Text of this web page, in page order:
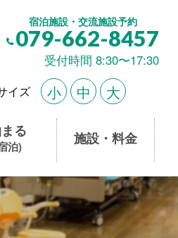
宿泊施設・交流施設予約
079-662-8457
受付時間 8:30〜17:30
イズ 小 中 大
る
泊) 施設・料金